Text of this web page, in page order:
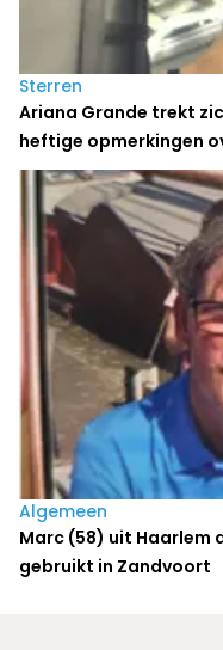
Sterren
Ariana Grande trekt
heftige opmerkingen
Algemeen
Marc (58) uit Haarlem
gebruikt in Zandvoort